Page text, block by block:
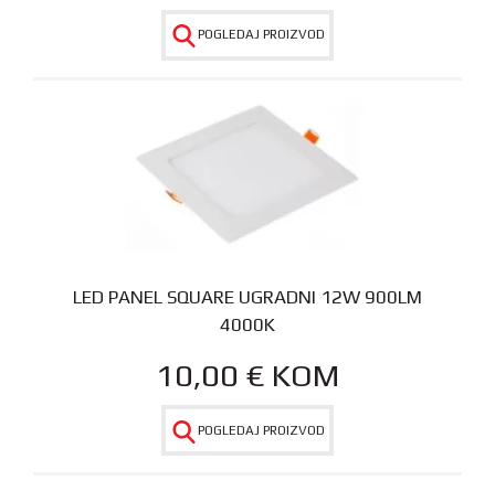
POGLEDAJ PROIZVOD
LED PANEL SQUARE UGRADNI 12W 900LM
4000K
10,00 € KOM
POGLEDAJ PROIZVOD